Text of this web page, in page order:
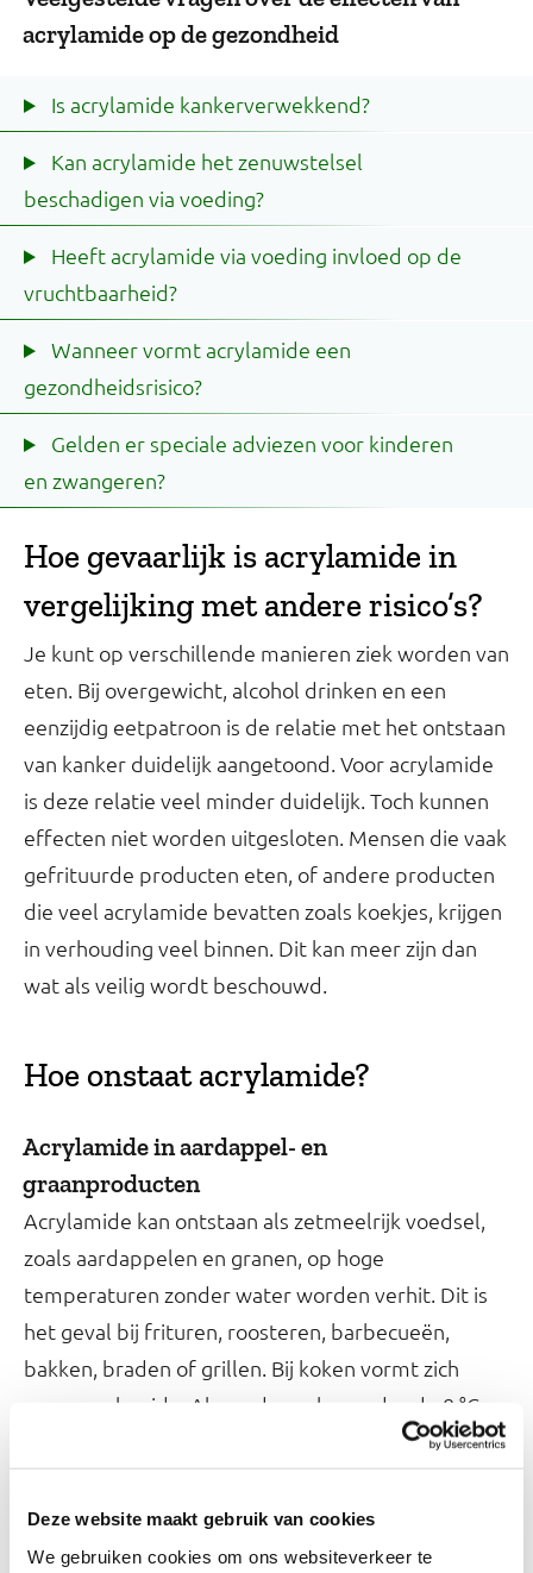
Deze website maakt gebruik van cookies
We gebruiken cookies om ons websiteverkeer te
acrylamide op de gezondheid
Is acrylamide kankerverwekkend?
Kan acrylamide het zenuwstelsel
beschadigen via voeding?
Heeft acrylamide via voeding invloed op de
vruchtbaarheid?
Wanneer vormt acrylamide een
gezondheidsrisico?
Gelden er speciale adviezen voor kinderen
en zwangeren?
Hoe gevaarlijk is acrylamide in
vergelijking met andere risico’s?
Je kunt op verschillende manieren ziek worden van
eten. Bij overgewicht, alcohol drinken en een
eenzijdig eetpatroon is de relatie met het ontstaan
van kanker duidelijk aangetoond. Voor acrylamide
is deze relatie veel minder duidelijk. Toch kunnen
effecten niet worden uitgesloten. Mensen die vaak
gefrituurde producten eten, of andere producten
die veel acrylamide bevatten zoals koekjes, krijgen
in verhouding veel binnen. Dit kan meer zijn dan
wat als veilig wordt beschouwd.
Hoe onstaat acrylamide?
Acrylamide in aardappel- en
graanproducten
Acrylamide kan ontstaan als zetmeelrijk voedsel,
zoals aardappelen en granen, op hoge
temperaturen zonder water worden verhit. Dit is
het geval bij frituren, roosteren, barbecueën,
bakken, braden of grillen. Bij koken vormt zich
geen acrylamide. Als aardappelen onder de 8 °C
bewaard worden, neemt het suikergehalte van
aardappelen sterk toe en kan er meer acrylamide
ontstaan bij het bakken of frituren. Ook bij het
bakken of frituren van andere zetmeelrijke